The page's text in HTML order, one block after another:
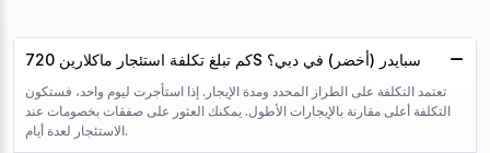
كم تبلغ تكلفة استئجار ماكلارين 720S سبايدر (أخضر) في دبي؟
تعتمد التكلفة على الطراز المحدد ومدة الإيجار. إذا استأجرت ليوم واحد، فستكون
التكلفة أعلى مقارنة بالإيجارات الأطول. يمكنك العثور على صفقات بخصومات عند
الاستئجار لعدة أيام.